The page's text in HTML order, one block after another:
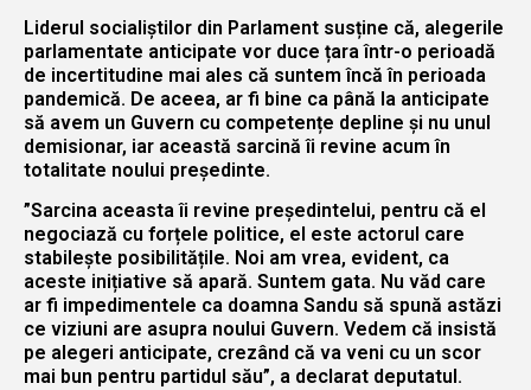
Liderul socialiștilor din Parlament susține că, alegerile
parlamentate anticipate vor duce țara într-o perioadă
de incertitudine mai ales că suntem încă în perioada
pandemică. De aceea, ar fi bine ca până la anticipate
să avem un Guvern cu competențe depline și nu unul
demisionar, iar această sarcină îi revine acum în
totalitate noului președinte.
”Sarcina aceasta îi revine președintelui, pentru că el
negociază cu forțele politice, el este actorul care
stabilește posibilitățile. Noi am vrea, evident, ca
aceste inițiative să apară. Suntem gata. Nu văd care
ar fi impedimentele ca doamna Sandu să spună astăzi
ce viziuni are asupra noului Guvern. Vedem că insistă
pe alegeri anticipate, crezând că va veni cu un scor
mai bun pentru partidul său”, a declarat deputatul.